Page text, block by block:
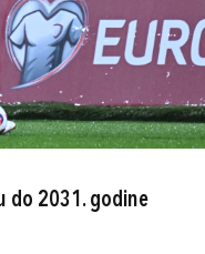
do 2031. godine